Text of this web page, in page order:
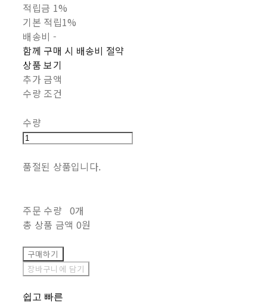
적립금 1%
기본 적립1%
배송비 -
함께 구매 시 배송비 절약
상품 보기
추가 금액
수량 조건
수량
품절된 상품입니다.
주문 수량 0개
총 상품 금액 0원
구매하기
장바구니에 담기
쉽고 빠른